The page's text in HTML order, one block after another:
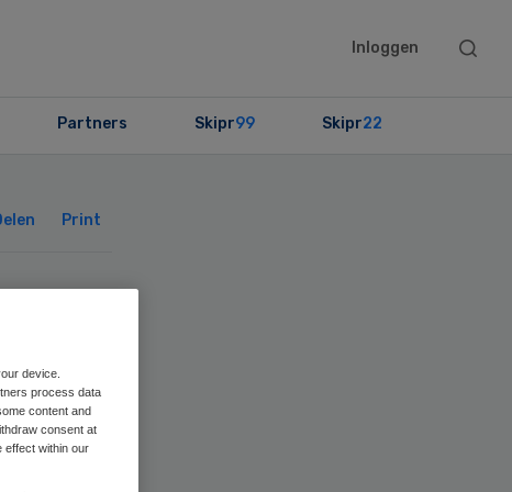
Inloggen
Search
Partners Skipr99 Skipr22
Print
device.
process data
content and
consent at
effect within our